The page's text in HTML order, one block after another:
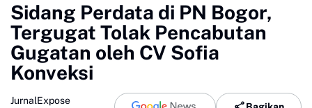
Sidang Perdata di PN Bogor,
Tergugat Tolak Pencabutan
Gugatan oleh CV Sofia
Konveksi
JurnalExpose